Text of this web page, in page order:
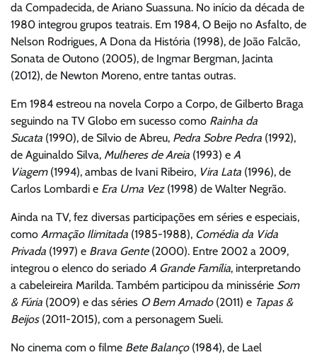
da Compadecida, de Ariano Suassuna. No início da década de
1980 integrou grupos teatrais. Em 1984, O Beijo no Asfalto, de
Nelson Rodrigues, A Dona da História (1998), de João Falcão,
Sonata de Outono (2005), de Ingmar Bergman, Jacinta
(2012), de Newton Moreno, entre tantas outras.
Em 1984 estreou na novela Corpo a Corpo, de Gilberto Braga
seguindo na TV Globo em sucesso como Rainha da
Sucata (1990), de Sílvio de Abreu, Pedra Sobre Pedra (1992),
de Aguinaldo Silva, Mulheres de Areia (1993) e A
Viagem(1994), ambas de Ivani Ribeiro, Vira Lata (1996), de
Carlos Lombardi e Era Uma Vez(1998) de Walter Negrão.
Ainda na TV, fez diversas participações em séries e especiais,
como Armação Ilimitada (1985-1988), Comédia da Vida
Privada (1997) e Brava Gente(2000). Entre 2002 a 2009,
integrou o elenco do seriado A Grande Família, interpretando
a cabeleireira Marilda. Também participou da minissérie Som
& Fúria (2009) e das séries O Bem Amado(2011) e Tapas &
Beijos(2011-2015), com a personagem Sueli.
No cinema com o filme Bete Balanço(1984), de Lael